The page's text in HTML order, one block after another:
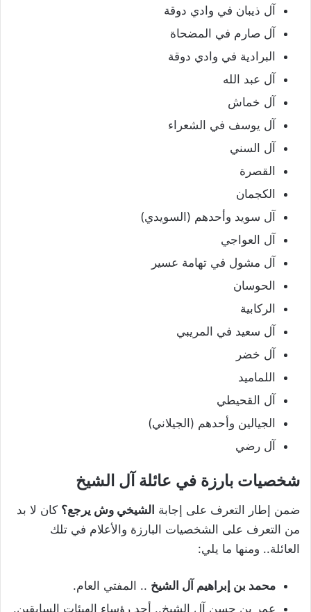
آل ذيبان في وادي دوقة
آل صارم في المضحاة
البرادية في وادي دوقة
آل عبد الله
آل خماش
آل يوسف في الشعراء
آل السني
القصرة
الكجمان
آل سويد وأحدهم (السويدي)
آل العواجي
آل مشول في تهامة عسير
الحوسان
الركابية
آل سعيد في المريبي
آل خضر
اللماميد
آل القحيطي
الجيالين وأحدهم (الجيلاني)
آل رضي
شخصيات بارزة في عائلة آل الشيخ
ضمن إطار التعرف على إجابة الشيخي وش يرجع؟ كان لا بد
من التعرف على الشخصيات البارزة والأعلام في تلك
العائلة.. ومنها ما يلي:
محمد بن إبراهيم آل الشيخ .. المفتي العام.
عمر بن حسن آل الشيخ.. أحد رؤساء الهيئات السابقين.